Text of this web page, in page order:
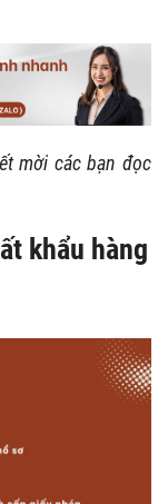
mời các bạn đọc
khẩu hàng